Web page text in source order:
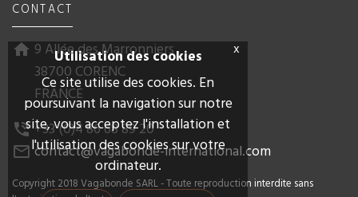
CONTACT
home 9 Allée des Marronniers
38700 CORENC
FRANCE
phone_in_talk+33 (0)4 86 68 89 20
mail_outline contact@vagabonde-international.com
x
Utilisation des cookies
Ce site utilise des cookies. En
poursuivant la navigation sur notre
site, vous acceptez l'installation et
l'utilisation des cookies sur votre
ordinateur.
Copyright 2018 Vagabonde SARL - Toute reproduction interdite sans